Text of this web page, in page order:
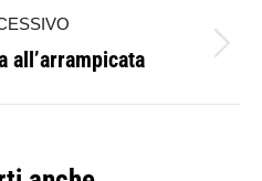
Prossimo
post:
all’arrampicata